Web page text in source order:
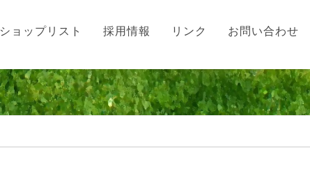
ショップリスト 採用情報 リンク お問い合わせ